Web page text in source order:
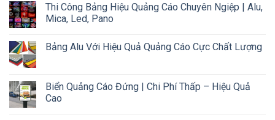
Thi Công Bảng Hiệu Quảng Cáo Chuyên Ngiệp | Alu,
Mica, Led, Pano
Bảng Alu Với Hiệu Quả Quảng Cáo Cực Chất Lượng
Biển Quảng Cáo Đứng | Chi Phí Thấp – Hiệu Quả
Cao